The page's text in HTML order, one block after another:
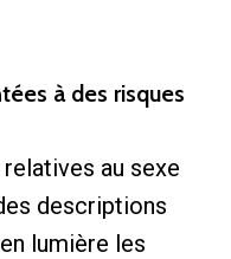
à des risques
au sexe
descriptions
lumière les